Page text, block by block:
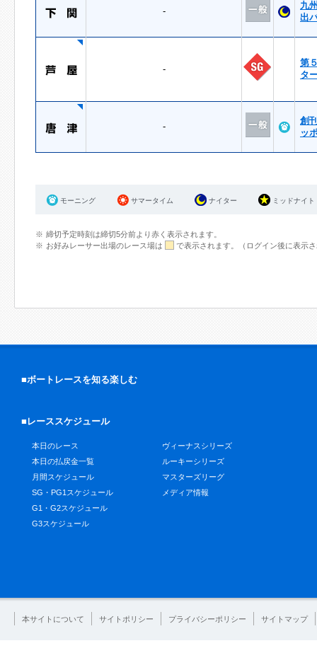
-
九
出
-
第
タ
-
創
ッ
モーニング サマータイム ナイター ミッドナイト
締切予定時刻は締切5分前より赤く表示されます。
お好みレーサー出場のレース場は
で表示されます。（ログイン後に表示
■ボートレースを知る楽しむ
■レーススケジュール
本日のレース
本日の払戻金一覧
月間スケジュール
SG・PG1スケジュール
G1・G2スケジュール
G3スケジュール
ヴィーナスシリーズ
ルーキーシリーズ
マスターズリーグ
メディア情報
本サイトについて サイトポリシー プライバシーポリシー サイトマップ